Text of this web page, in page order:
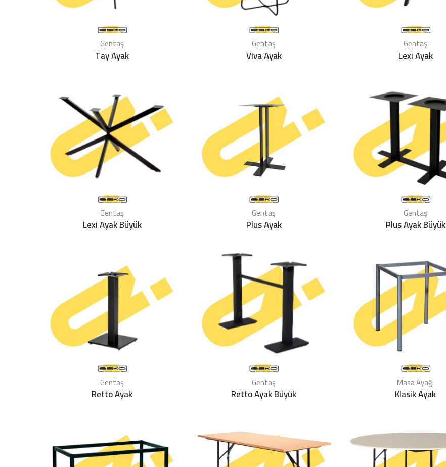
Gentaş
Tay Ayak
Gentaş
Viva Ayak
Gentaş
Lexi Ayak
Gentaş
Lexi Ayak Büyük
Gentaş
Plus Ayak
Gentaş
Plus Ayak Büyük
Gentaş
Retto Ayak
Gentaş
Retto Ayak Büyük
Masa Ayağı
Klasik Ayak